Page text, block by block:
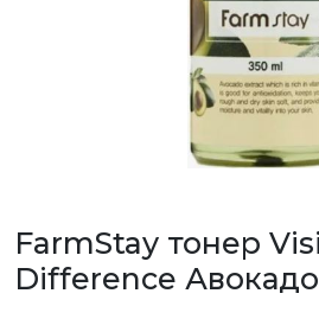
FarmStay тонер
Difference